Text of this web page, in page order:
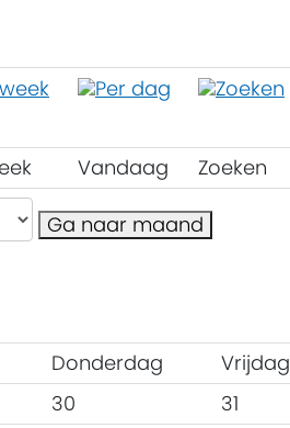
Vandaag Zoeken
Ga naar maand
Donderdag Vrijdag
30 31